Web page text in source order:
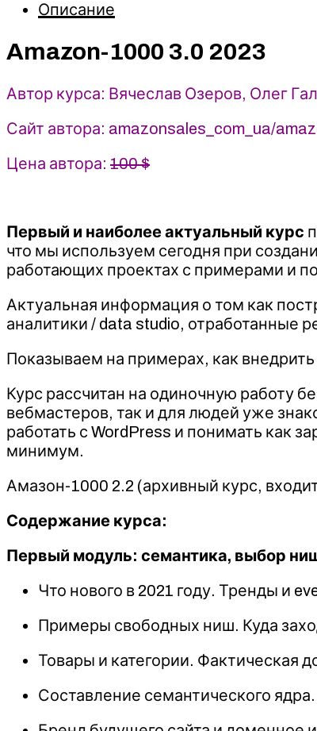
3.0
2023
amazonsales
Вячеслав
Олег
Галущенко
Описание
Amazon-1000 3.0 2023
Автор курса: Вячеслав Озеров, Олег
Сайт автора: amazonsales_com_ua/
Цена автора: 100 $
Первый и наиболее актуальный курс
что мы используем сегодня при
работающих проектах с примерами и
Актуальная информация о том как
аналитики / data studio, отработанные
Показываем на примерах, как внедрить
Курс рассчитан на одиночную работу
вебмастеров, так и для людей уже
работать с WordPress и понимать как
минимум.
Амазон-1000 2.2 (архивный курс,
Содержание курса:
Первый модуль: семантика, выбор
Что нового в 2021 году. Тренды и
Примеры свободных ниш. Куда
Товары и категории. Фактическая
Составление семантического ядра.